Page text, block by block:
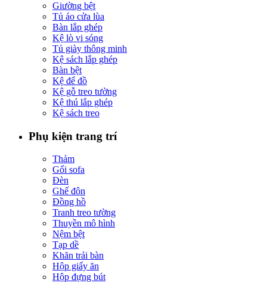
Giường bệt
Tủ áo cửa lùa
Bàn lắp ghép
Kệ lò vi sóng
Tủ giày thông minh
Kệ sách lắp ghép
Bàn bệt
Kệ để đồ
Kệ gỗ treo tường
Kệ thú lắp ghép
Kệ sách treo
Phụ kiện trang trí
Thảm
Gối sofa
Đèn
Ghế đôn
Đồng hồ
Tranh treo tường
Thuyền mô hình
Nệm bệt
Tạp dề
Khăn trải bàn
Hộp giấy ăn
Hộp đựng bút